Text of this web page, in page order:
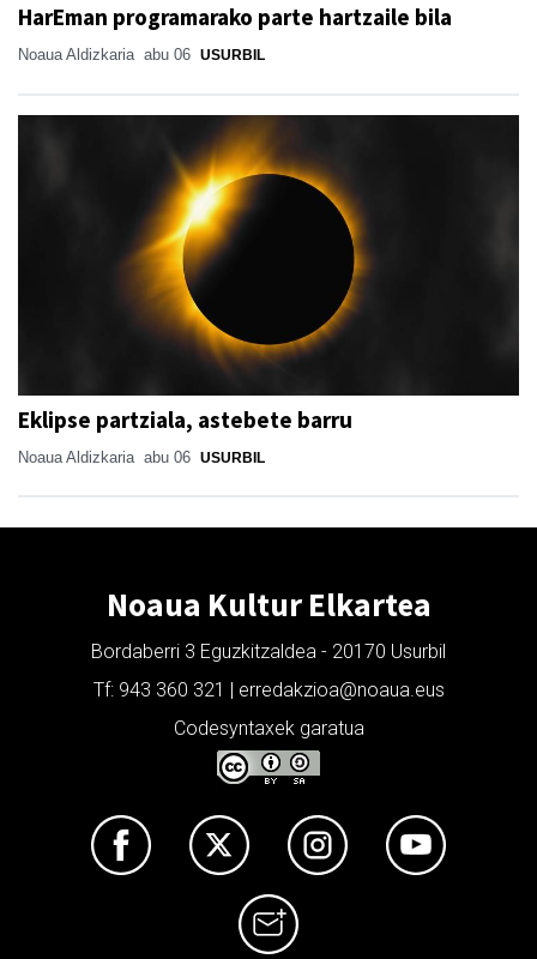
HarEman programarako parte hartzaile bila
Noaua Aldizkaria abu 06 USURBIL
Eklipse partziala, astebete barru
Noaua Aldizkaria abu 06 USURBIL
Noaua Kultur Elkartea
Bordaberri 3 Eguzkitzaldea - 20170 Usurbil
Tf: 943 360 321 | erredakzioa@noaua.eus
Codesyntaxek garatua